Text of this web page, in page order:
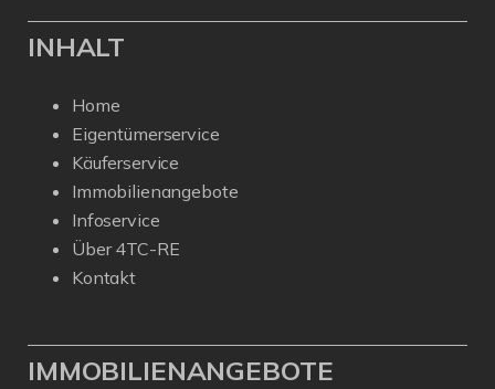
INHALT
Home
Eigentümerservice
Käuferservice
Immobilienangebote
Infoservice
Über 4TC-RE
Kontakt
IMMOBILIENANGEBOTE